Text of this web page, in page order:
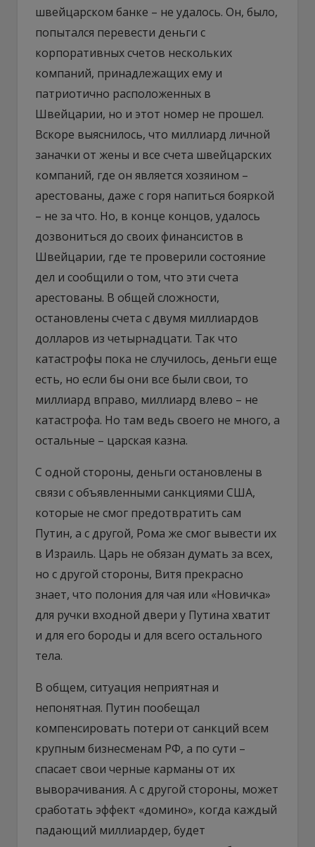
швейцарском банке – не удалось. Он, было,
попытался перевести деньги с
корпоративных счетов нескольких
компаний, принадлежащих ему и
патриотично расположенных в
Швейцарии, но и этот номер не прошел.
Вскоре выяснилось, что миллиард личной
заначки от жены и все счета швейцарских
компаний, где он является хозяином –
арестованы, даже с горя напиться бояркой
– не за что. Но, в конце концов, удалось
дозвониться до своих финансистов в
Швейцарии, где те проверили состояние
дел и сообщили о том, что эти счета
арестованы. В общей сложности,
остановлены счета с двумя миллиардов
долларов из четырнадцати. Так что
катастрофы пока не случилось, деньги еще
есть, но если бы они все были свои, то
миллиард вправо, миллиард влево – не
катастрофа. Но там ведь своего не много, а
остальные – царская казна.
С одной стороны, деньги остановлены в
связи с объявленными санкциями США,
которые не смог предотвратить сам
Путин, а с другой, Рома же смог вывести их
в Израиль. Царь не обязан думать за всех,
но с другой стороны, Витя прекрасно
знает, что полония для чая или «Новичка»
для ручки входной двери у Путина хватит
и для его бороды и для всего остального
тела.
В общем, ситуация неприятная и
непонятная. Путин пообещал
компенсировать потери от санкций всем
крупным бизнесменам РФ, а по сути –
спасает свои черные карманы от их
выворачивания. А с другой стороны, может
сработать эффект «домино», когда каждый
падающий миллиардер, будет